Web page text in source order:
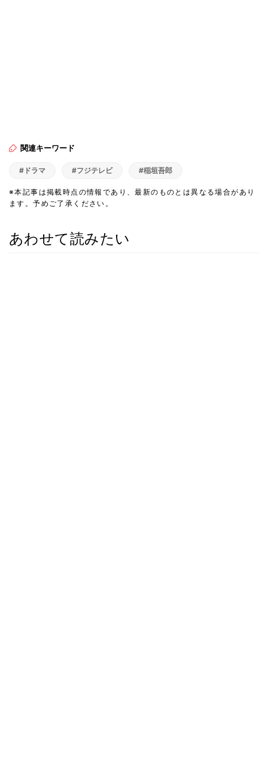
関連キーワード
#ドラマ #フジテレビ #稲垣吾郎
※本記事は掲載時点の情報であり、最新のものとは異なる場合があり
ます。予めご了承ください。
あわせて読みたい